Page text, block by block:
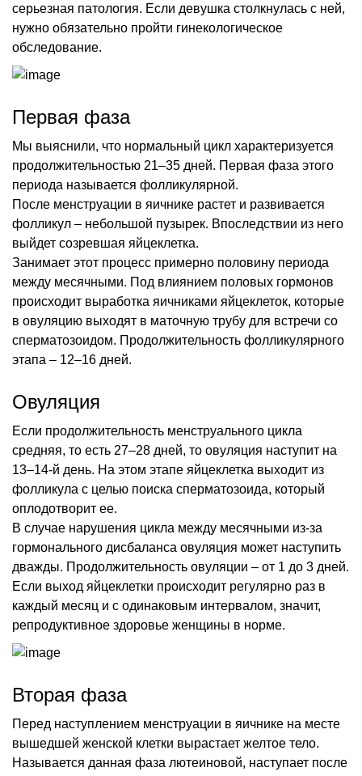
серьезная патология. Если девушка столкнулась с ней,
нужно обязательно пройти гинекологическое
обследование.
Первая фаза
Мы выяснили, что нормальный цикл характеризуется
продолжительностью 21–35 дней. Первая фаза этого
периода называется фолликулярной.
После менструации в яичнике растет и развивается
фолликул – небольшой пузырек. Впоследствии из него
выйдет созревшая яйцеклетка.
Занимает этот процесс примерно половину периода
между месячными. Под влиянием половых гормонов
происходит выработка яичниками яйцеклеток, которые
в овуляцию выходят в маточную трубу для встречи со
сперматозоидом. Продолжительность фолликулярного
этапа – 12–16 дней.
Овуляция
Если продолжительность менструального цикла
средняя, то есть 27–28 дней, то овуляция наступит на
13–14-й день. На этом этапе яйцеклетка выходит из
фолликула с целью поиска сперматозоида, который
оплодотворит ее.
В случае нарушения цикла между месячными из-за
гормонального дисбаланса овуляция может наступить
дважды. Продолжительность овуляции – от 1 до 3 дней.
Если выход яйцеклетки происходит регулярно раз в
каждый месяц и с одинаковым интервалом, значит,
репродуктивное здоровье женщины в норме.
Вторая фаза
Перед наступлением менструации в яичнике на месте
вышедшей женской клетки вырастает желтое тело.
Называется данная фаза лютеиновой, наступает после